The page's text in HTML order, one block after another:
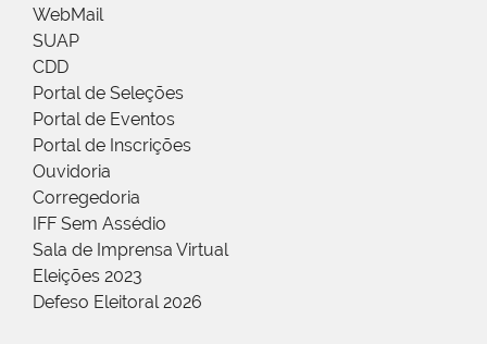
WebMail
SUAP
CDD
Portal de Seleções
Portal de Eventos
Portal de Inscrições
Ouvidoria
Corregedoria
IFF Sem Assédio
Sala de Imprensa Virtual
Eleições 2023
Defeso Eleitoral 2026